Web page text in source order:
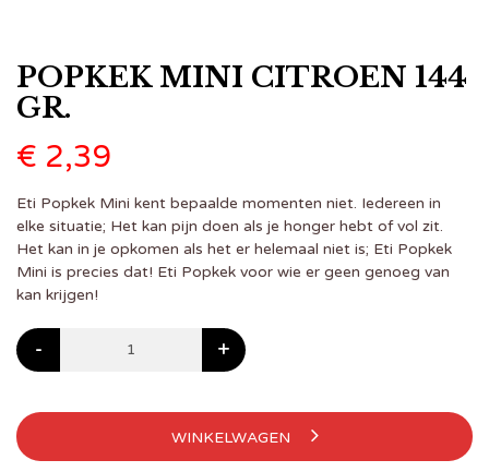
POPKEK MINI CITROEN 144
GR.
€ 2,39
Eti Popkek Mini kent bepaalde momenten niet. Iedereen in
elke situatie; Het kan pijn doen als je honger hebt of vol zit.
Het kan in je opkomen als het er helemaal niet is; Eti Popkek
Mini is precies dat! Eti Popkek voor wie er geen genoeg van
kan krijgen!
- +
WINKELWAGEN